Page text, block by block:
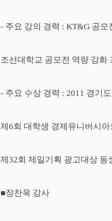
- 주요 강의 경력 : KT&G 공
조선대학교 공모전 역량 강화
- 주요 수상 경력 : 2011 경기
제6회 대학생 경제유니버시
제32회 제일기획 광고대상 동
■장찬욱 강사